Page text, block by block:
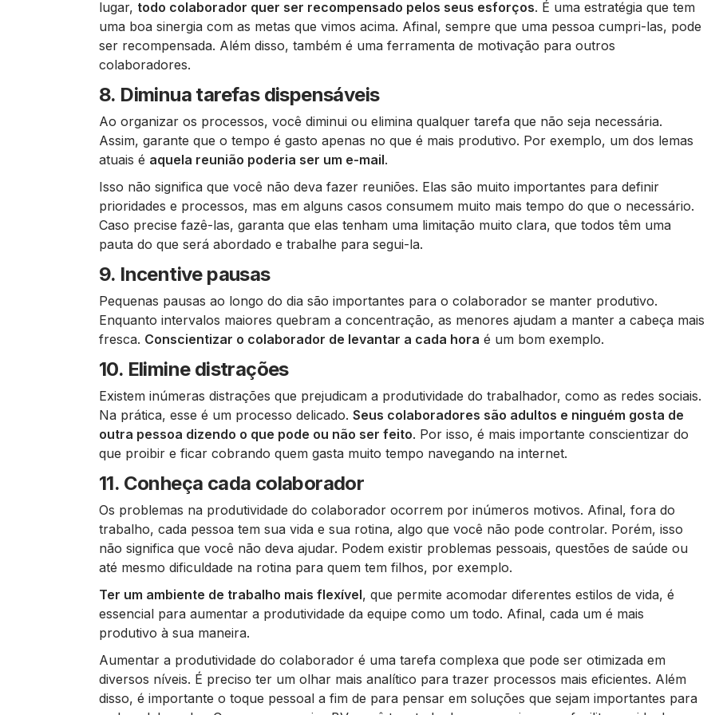
lugar, todo colaborador quer ser recompensado pelos seus esforços. É uma estratégia que tem
uma boa sinergia com as metas que vimos acima. Afinal, sempre que uma pessoa cumpri-las, pode
ser recompensada. Além disso, também é uma ferramenta de motivação para outros
colaboradores.
8. Diminua tarefas dispensáveis
Ao organizar os processos, você diminui ou elimina qualquer tarefa que não seja necessária.
Assim, garante que o tempo é gasto apenas no que é mais produtivo. Por exemplo, um dos lemas
atuais é aquela reunião poderia ser um e-mail.
Isso não significa que você não deva fazer reuniões. Elas são muito importantes para definir
prioridades e processos, mas em alguns casos consumem muito mais tempo do que o necessário.
Caso precise fazê-las, garanta que elas tenham uma limitação muito clara, que todos têm uma
pauta do que será abordado e trabalhe para segui-la.
9. Incentive pausas
Pequenas pausas ao longo do dia são importantes para o colaborador se manter produtivo.
Enquanto intervalos maiores quebram a concentração, as menores ajudam a manter a cabeça mais
fresca. Conscientizar o colaborador de levantar a cada hora é um bom exemplo.
10. Elimine distrações
Existem inúmeras distrações que prejudicam a produtividade do trabalhador, como as redes sociais.
Na prática, esse é um processo delicado. Seus colaboradores são adultos e ninguém gosta de
outra pessoa dizendo o que pode ou não ser feito. Por isso, é mais importante conscientizar do
que proibir e ficar cobrando quem gasta muito tempo navegando na internet.
11. Conheça cada colaborador
Os problemas na produtividade do colaborador ocorrem por inúmeros motivos. Afinal, fora do
trabalho, cada pessoa tem sua vida e sua rotina, algo que você não pode controlar. Porém, isso
não significa que você não deva ajudar. Podem existir problemas pessoais, questões de saúde ou
até mesmo dificuldade na rotina para quem tem filhos, por exemplo.
Ter um ambiente de trabalho mais flexível, que permite acomodar diferentes estilos de vida, é
essencial para aumentar a produtividade da equipe como um todo. Afinal, cada um é mais
produtivo à sua maneira.
Aumentar a produtividade do colaborador é uma tarefa complexa que pode ser otimizada em
diversos níveis. É preciso ter um olhar mais analítico para trazer processos mais eficientes. Além
disso, é importante o toque pessoal a fim de para pensar em soluções que sejam importantes para